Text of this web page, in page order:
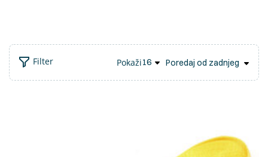
Filter Pokaži